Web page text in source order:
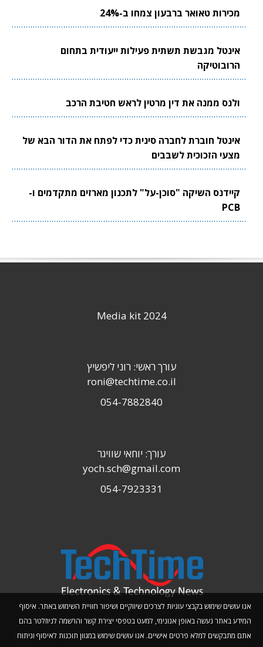
מכירות טאואר ברבעון צמחו ב-24%
אינטל מגבשת תשתית פעילות ייעודית בתחום
הרובוטיקה
ולנס ממנה את דין מרטין לראש חטיבת הרכב
אינטל חוברת לחברה סינית כדי לפתח את הדור הבא של
מצעי הזכוכית לשבבים
קיידנס השיקה "סוכן-על" לתכנון מארזים מתקדמים ו-
PCB
אנו עושים שימוש בקבצי עוגיות לצרכים שיווקיים ושיפור חוויית השימוש באתר. איסוף
המידע באתר נעשה באופן אנונימי, למעט בטפסי יצירת קשר והרשמה לניוזלטר בהם
אתם מתבקשים למלא פרטים אישיים. אנו עושים שימוש במגוון תוכנות לאיסוף וניתוח
Media kit 2024
עורך ראשי: רוני ליפשיץ
roni@techtime.co.il
054-7882840
עורך: יוחאי שוויגר
yoch.sch@gmail.com
054-7923331